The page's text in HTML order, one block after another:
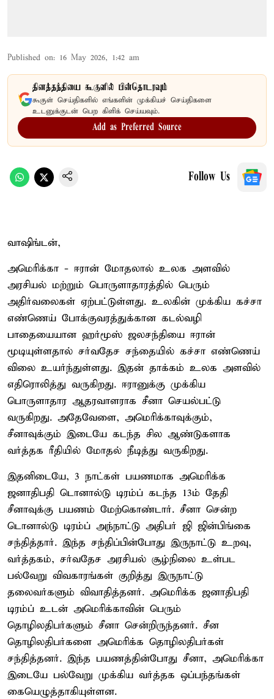
Published on: 16 May 2026, 1:42 am
தினத்தந்தியை கூகுளில் பின்தொடரவும்
கூகுள் செய்திகளில் எங்களின் முக்கியச் செய்திகளை
உடனுக்குடன் பெற கிளிக் செய்யவும்.
Add as Preferred Source
Follow Us
வாஷிங்டன்,
அமெரிக்கா - ஈரான் மோதலால் உலக அளவில்
அரசியல் மற்றும் பொருளாதாரத்தில் பெரும்
அதிர்வலைகள் ஏற்பட்டுள்ளது. உலகின் முக்கிய கச்சா
எண்ணெய் போக்குவரத்துக்கான கடல்வழி
பாதையையான ஹர்மூஸ் ஜலசந்தியை ஈரான்
மூடியுள்ளதால் சர்வதேச சந்தையில் கச்சா எண்ணெய்
விலை உயர்ந்துள்ளது. இதன் தாக்கம் உலக அளவில்
எதிரொலித்து வருகிறது. ஈரானுக்கு முக்கிய
பொருளாதார ஆதரவாளராக சீனா செயல்பட்டு
வருகிறது. அதேவேளை, அமெரிக்காவுக்கும்,
சீனாவுக்கும் இடையே கடந்த சில ஆண்டுகளாக
வர்த்தக ரீதியில் மோதல் நீடித்து வருகிறது.
இதனிடையே, 3 நாட்கள் பயணமாக அமெரிக்க
ஜனாதிபதி டொனால்டு டிரம்ப் கடந்த 13ம் தேதி
சீனாவுக்கு பயணம் மேற்கொண்டார். சீனா சென்ற
டொனால்டு டிரம்ப் அந்நாட்டு அதிபர் ஜி ஜின்பிங்கை
சந்தித்தார். இந்த சந்திப்பின்போது இருநாட்டு உறவு,
வர்த்தகம், சர்வதேச அரசியல் சூழ்நிலை உள்பட
பல்வேறு விவகாரங்கள் குறித்து இருநாட்டு
தலைவர்களும் விவாதித்தனர். அமெரிக்க ஜனாதிபதி
டிரம்ப் உடன் அமெரிக்காவின் பெரும்
தொழிலதிபர்களும் சீனா சென்றிருந்தனர். சீன
தொழிலதிபர்களை அமெரிக்க தொழிலதிபர்கள்
சந்தித்தனர். இந்த பயணத்தின்போது சீனா, அமெரிக்கா
இடையே பல்வேறு முக்கிய வர்த்தக ஒப்பந்தங்கள்
கையெழுத்தாகியுள்ளன.